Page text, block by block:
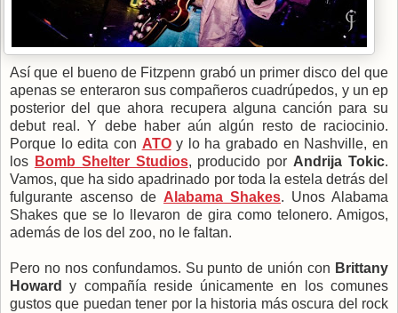
Así que el bueno de Fitzpenn grabó un primer disco del que
apenas se enteraron sus compañeros cuadrúpedos, y un ep
posterior del que ahora recupera alguna canción para su
debut real. Y debe haber aún algún resto de raciocinio.
Porque lo edita con ATOy lo ha grabado en Nashville, en
los Bomb Shelter Studios, producido por Andrija Tokic.
Vamos, que ha sido apadrinado por toda la estela detrás del
fulgurante ascenso de Alabama Shakes. Unos Alabama
Shakes que se lo llevaron de gira como telonero. Amigos,
además de los del zoo, no le faltan.
Pero no nos confundamos. Su punto de unión con Brittany
Howard
y compañía reside únicamente en los comunes
gustos que puedan tener por la historia más oscura del rock